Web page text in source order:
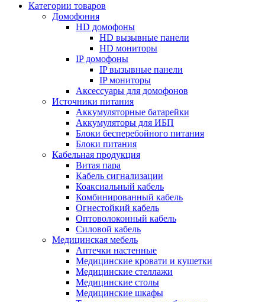
Категории товаров
Домофония
HD домофоны
HD вызывные панели
HD мониторы
IP домофоны
IP вызывные панели
IP мониторы
Аксессуары для домофонов
Источники питания
Аккумуляторные батарейки
Аккумуляторы для ИБП
Блоки бесперебойного питания
Блоки питания
Кабельная продукция
Витая пара
Кабель сигнализации
Коаксиальный кабель
Комбинированный кабель
Огнестойкий кабель
Оптоволоконный кабель
Силовой кабель
Медицинская мебель
Аптечки настенные
Медицинские кровати и кушетки
Медицинские стеллажи
Медицинские столы
Медицинские шкафы